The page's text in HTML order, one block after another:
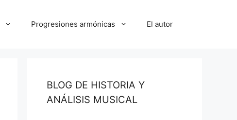
Progresiones armónicas El autor
BLOG DE HISTORIA Y
ANÁLISIS MUSICAL